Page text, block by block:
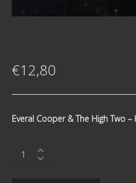
€12,80
Everal Cooper & The High Two
Cooper